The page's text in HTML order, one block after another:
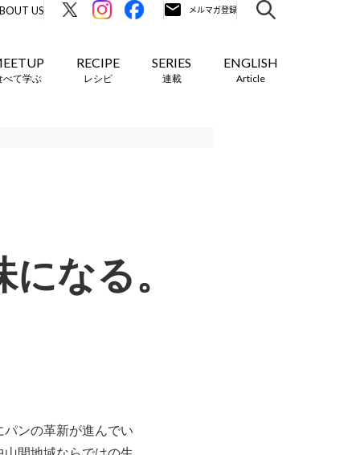
US
べて学ぶ
RECIPE
レシピ
SERIES
連載
ENGLISH
Article
なる。
ンの革新が進んでい